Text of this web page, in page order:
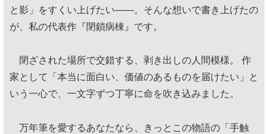
と影」をすくい上げたい——。そんな想いで書き上げたの
が、私の代表作『閉鎖病棟』です。
閉ざされた場所で交錯する、剥き出しの人間模様。 作
家として「本当に面白い、価値のあるものを届けたい」と
いう一心で、一文字ずつ丁寧に命を吹き込みました。
万年筆を愛するあなたなら、きっとこの物語の「手触